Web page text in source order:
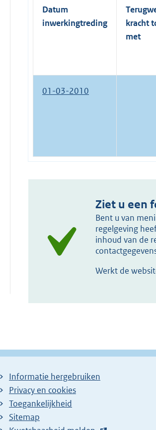
Datum
inwerkingtreding
kracht
met
01-03-2010
Ziet u een
Bent u van
regelgeving
inhoud van de
Werkt de
Informatie hergebruiken
Privacy en cookies
Toegankelijkheid
Sitemap